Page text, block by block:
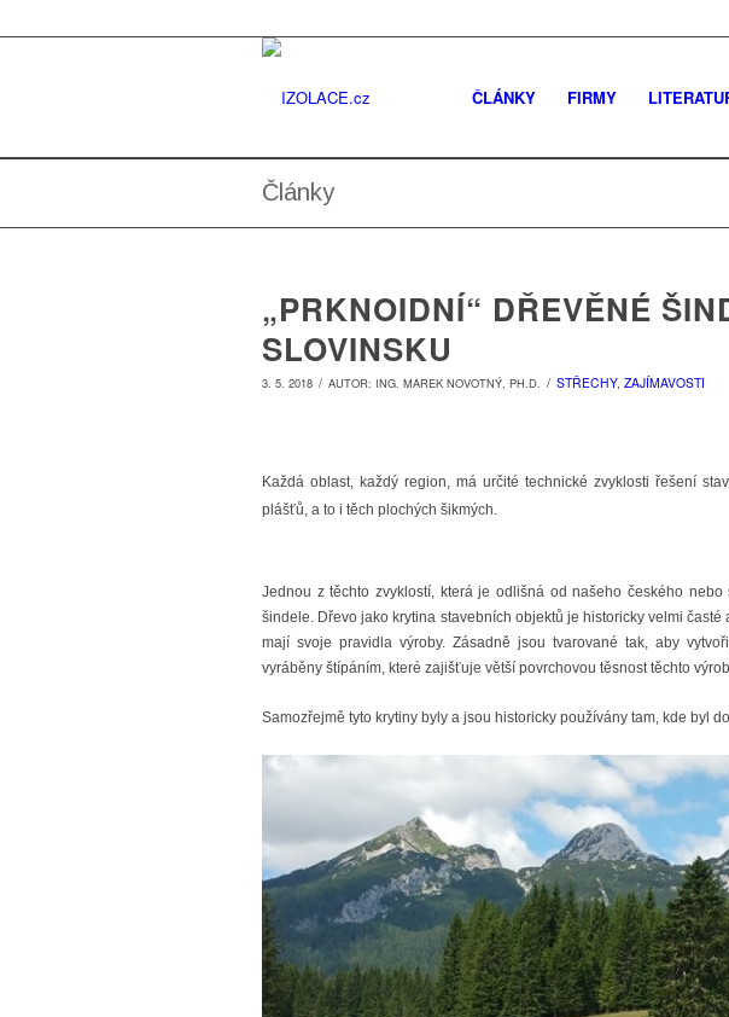
ČLÁNKY FIRMY
Články
„PRKNOIDNÍ“ DŘEVĚNÉ
SLOVINSKU
3. 5. 2018 / AUTOR: ING. MAREK NOVOTNÝ, PH.D. / STŘECHY, ZAJÍMAVOSTI
Každá oblast, každý region, má určité technické zvyklosti řešení
plášťů, a to i těch plochých šikmých.
Jednou z těchto zvyklostí, která je odlišná od našeho českého nebo
šindele. Dřevo jako krytina stavebních objektů je historicky velmi
mají svoje pravidla výroby. Zásadně jsou tvarované tak, aby
vyráběny štípáním, které zajišťuje větší povrchovou těsnost těchto
Samozřejmě tyto krytiny byly a jsou historicky používány tam, kde byl